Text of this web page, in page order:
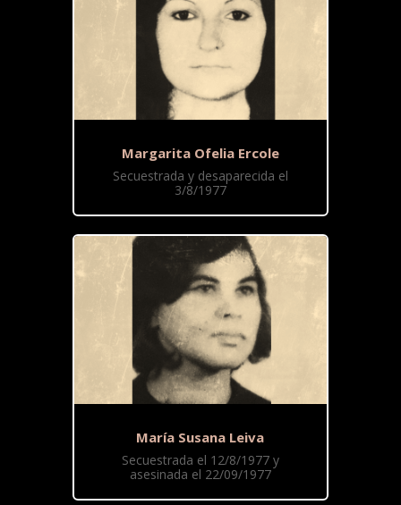
Margarita Ofelia Ercole
Secuestrada y desaparecida el
3/8/1977
María Susana Leiva
Secuestrada el 12/8/1977 y
asesinada el 22/09/1977